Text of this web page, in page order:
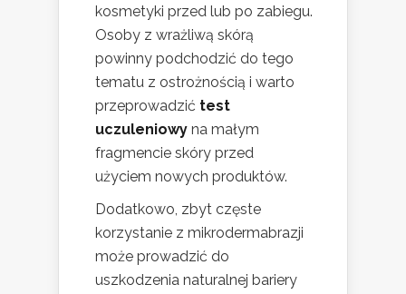
kosmetyki przed lub po zabiegu.
Osoby z wrażliwą skórą
powinny podchodzić do tego
tematu z ostrożnością i warto
przeprowadzić test
uczuleniowy na małym
fragmencie skóry przed
użyciem nowych produktów.
Dodatkowo, zbyt częste
korzystanie z mikrodermabrazji
może prowadzić do
uszkodzenia naturalnej bariery